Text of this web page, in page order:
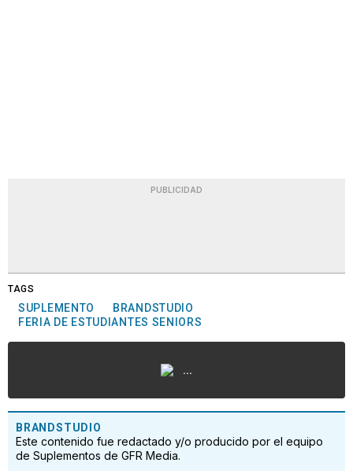
PUBLICIDAD
TAGS
SUPLEMENTO
BRANDSTUDIO
FERIA DE ESTUDIANTES SENIORS
...
BRANDSTUDIO
Este contenido fue redactado y/o producido por el equipo
de Suplementos de GFR Media.